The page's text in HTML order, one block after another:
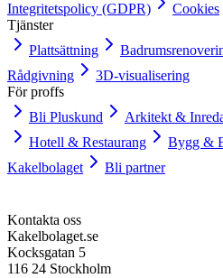
Integritetspolicy (GDPR)
Cookies
Tjänster
Plattsättning
Rådgivning
3D-visualisering
För proffs
Bli Pluskund
Arkitekt &
Hotell & Restaurang
Bygg &
Kakelbolaget
Bli partner
Kontakta oss
Kakelbolaget.se
Kocksgatan 5
116 24 Stockholm